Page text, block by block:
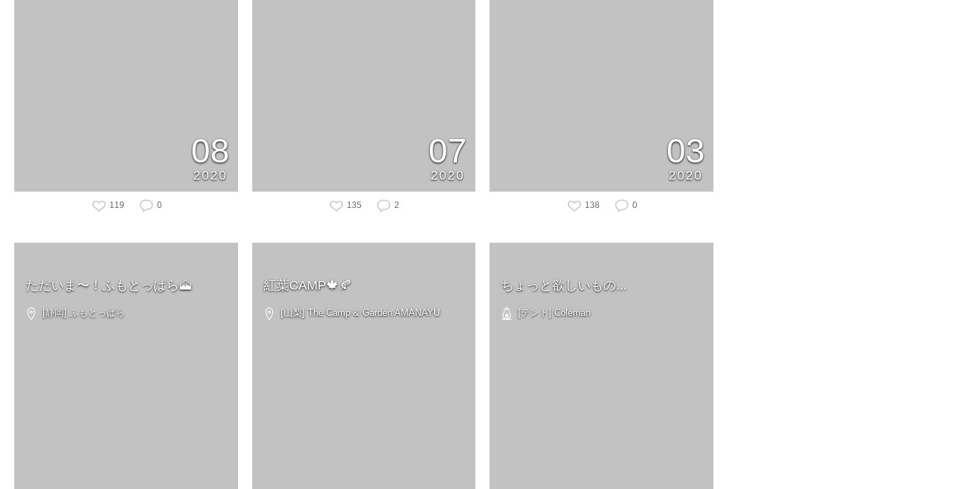
08
2020
119 0
07
2020
135 2
03
2020
138 0
ただいま〜！ふもとっぱら🗻
[静岡] ふもとっぱら
紅葉CAMP🍁🍂
[山梨] The Camp & Garden AMANAYU
ちょっと欲しいもの...
[テント] Coleman